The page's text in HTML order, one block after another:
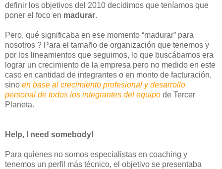
definir los objetivos del 2010 decidimos que teníamos que
poner el foco en madurar.
Pero, qué significaba en ese momento “madurar” para
nosotros ? Para el tamaño de organización que tenemos y
por los lineamientos que seguimos, lo que buscábamos era
lograr un crecimiento de la empresa pero no medido en este
caso en cantidad de integrantes o en monto de facturación,
sino en base al crecimiento profesional y desarrollo
personal de todos los integrantes del equipo de Tercer
Planeta.
Help, I need somebody!
Para quienes no somos especialistas en coaching y
tenemos un perfil más técnico, el objetivo se presentaba